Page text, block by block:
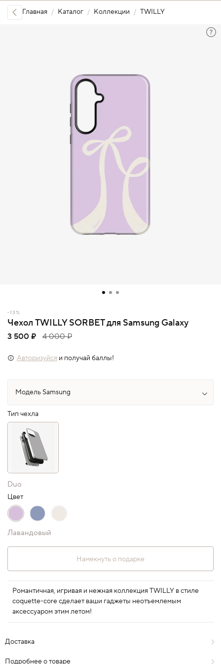
Главная Каталог Коллекции TWILLY
-13%
Чехол TWILLY SORBET для Samsung Galaxy
3 500 ₽ 4 000 ₽
Авторизуйся и получай баллы!
Тип чехла
Duo
Цвет
Лавандовый
Намекнуть о подарке
Романтичная, игривая и нежная коллекция TWILLY в стиле
coquette-core сделает ваши гаджеты неотъемлемым
аксессуаром этим летом!
Доставка
Подробнее о товаре